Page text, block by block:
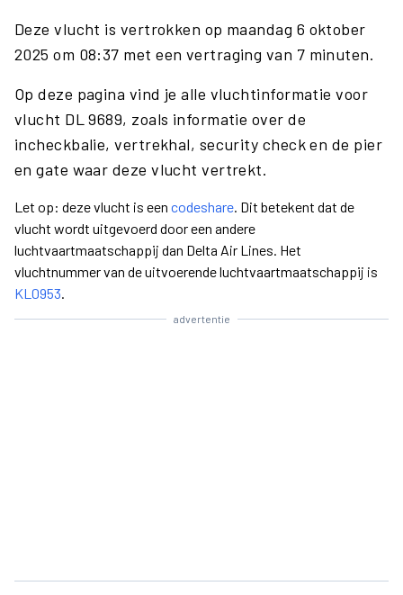
Deze vlucht is vertrokken op maandag 6 oktober
2025 om 08:37 met een vertraging van 7 minuten.
Op deze pagina vind je alle vluchtinformatie voor
vlucht DL 9689, zoals informatie over de
incheckbalie, vertrekhal, security check en de pier
en gate waar deze vlucht vertrekt.
Let op: deze vlucht is een codeshare. Dit betekent dat de
vlucht wordt uitgevoerd door een andere
luchtvaartmaatschappij dan Delta Air Lines. Het
vluchtnummer van de uitvoerende luchtvaartmaatschappij is
KL0953.
advertentie